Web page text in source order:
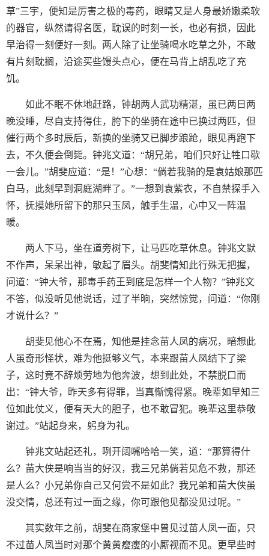
草”三宇，便知是厉害之极的毒药，眼睛又是人身最娇嫩柔软
的器官，纵然请得名医，耽误的时刻一长，也必有损，因此
早治得一刻便好一刻。两人除了让坐骑喝水吃草之外，不敢
有片刻耽搁，沿途买些馒头点心，便在马背上胡乱吃了充
饥。
如此不眠不休地赶路，钟胡两人武功精湛，虽已两日两
晚没睡，尽自支持得住，胯下的坐骑在途中已换过两匹，但
催行两个多时辰后，新换的坐骑又已脚步踉跄，眼见再跑下
去，不久便会倒毙。钟兆文道：“胡兄弟，咱们只好让牲口歇
一会儿。”胡斐应道：“是！”心想：“倘若我骑的是袁姑娘那匹
白马，此刻早到洞庭湖畔了。”一想到袁紫衣，不自禁探手入
怀，抚摸她所留下的那只玉凤，触手生温，心中又一阵温
暖。
两人下马，坐在道旁树下，让马匹吃草休息。钟兆文默
不作声，呆呆出神，敏起了眉头。胡斐情知此行殊无把握，
问道：“钟大爷，那毒手药王到底是怎样一个人物？”钟兆文
不答，似没听见他说话，过了半晌，突然惊觉，问道：“你刚
才说什么？”
胡斐见他心不在焉，知他是挂念苗人凤的病况，暗想此
人虽奇形怪状，难为他挺够义气，本来跟苗人凤结下了梁
子，这时竟不辞烦劳地为他奔波，想到此处，不禁脱口而
出：“钟大爷，昨天多有得罪，当真惭愧得紧。晚辈如早知三
位如此仗义，便有天大的胆子，也不敢冒犯。晚辈这里恭敬
谢过。”站起身来，躬身为礼。
钟兆文站起还礼，咧开阔嘴哈哈一笑，道：“那算得什
么？苗大侠是响当当的好汉，我三兄弟倘若见危不救，那还
是人么？小兄弟你自己又何尝不是如此？我兄弟和苗大侠虽
没交情，总还有过一面之缘，你可跟他见都没见过呢。”
其实数年之前，胡斐在商家堡中曾见过苗人凤一面，只
不过苗人凤当时对那个黄黄瘦瘦的小厮视而不见。更早些时